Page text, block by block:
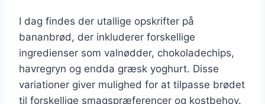
I dag findes der utallige opskrifter på
bananbrød, der inkluderer forskellige
ingredienser som valnødder, chokoladechips,
havregryn og endda græsk yoghurt. Disse
variationer giver mulighed for at tilpasse brødet
til forskellige smagspræferencer og kostbehov.